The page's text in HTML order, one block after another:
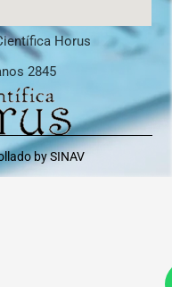
Horus
2845
by SINAV